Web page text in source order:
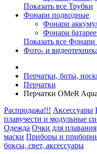
Показать все Трубки
Фонари подводные
Фонари
Фонари
Показать все
Фото- и
Перчатки, боты,
Перчатки
Перчатки OMeR
Распродажа!!! Аксессуары
плавучести и модульные
Одежда Очки для плавания
маски Приборы и
боксы, свет, аксессуары